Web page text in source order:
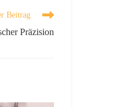
Beitrag
Präzision